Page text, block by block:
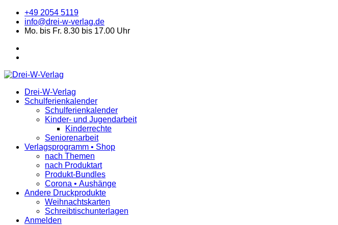
+49 2054 5119
info@drei-w-verlag.de
Mo. bis Fr. 8.30 bis 17.00 Uhr
Drei-W-Verlag
Schulferienkalender
Schulferienkalender
Kinder- und Jugendarbeit
Kinderrechte
Seniorenarbeit
Verlagsprogramm • Shop
nach Themen
nach Produktart
Produkt-Bundles
Corona • Aushänge
Andere Druckprodukte
Weihnachtskarten
Schreibtischunterlagen
Anmelden